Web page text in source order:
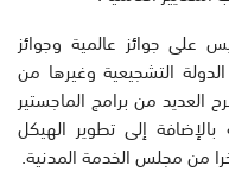
جوائز عالمية وجوائز
التشجيعية وغيرها من
العديد من برامج الماجستير
إلى تطوير الهيكل
من مجلس الخدمة المدنية.